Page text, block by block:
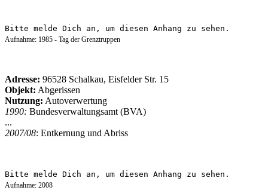
Bitte melde Dich an, um diesen Anhang zu sehen.
Aufnahme: 1985 - Tag der Grenztruppen
Adresse: 96528 Schalkau, Eisfelder Str. 15
Objekt: Abgerissen
Nutzung: Autoverwertung
1990: Bundesverwaltungsamt (BVA)
...
2007/08: Entkernung und Abriss
Bitte melde Dich an, um diesen Anhang zu sehen.
Aufnahme: 2008